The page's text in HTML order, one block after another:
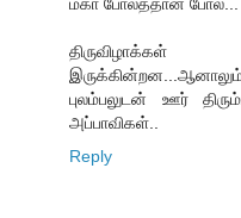
புலம்பலுடன் ஊர்
அப்பாவிகள்..
Reply